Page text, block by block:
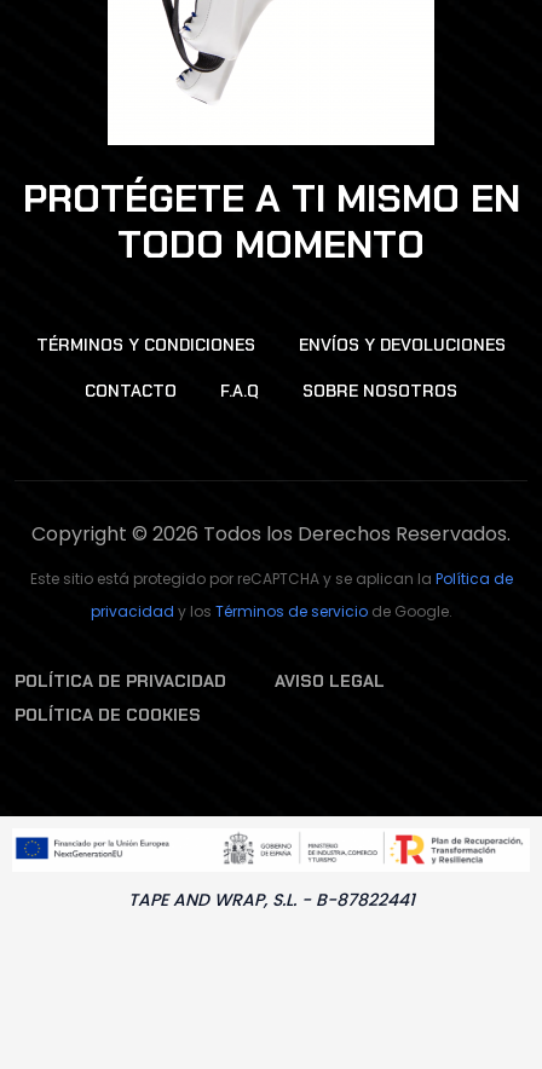
PROTÉGETE A TI MISMO EN
TODO MOMENTO
TÉRMINOS Y CONDICIONES ENVÍOS Y DEVOLUCIONES
CONTACTO F.A.Q SOBRE NOSOTROS
Copyright © 2026 Todos los Derechos Reservados.
Este sitio está protegido por reCAPTCHA y se aplican la Política de
privacidad y los Términos de serviciode Google.
POLÍTICA DE PRIVACIDAD
AVISO LEGAL
POLÍTICA DE COOKIES
TAPE AND WRAP, S.L. - B-87822441